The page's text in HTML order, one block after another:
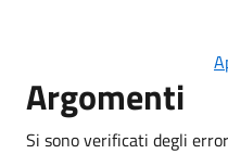
Argomenti
Si sono verificati degli